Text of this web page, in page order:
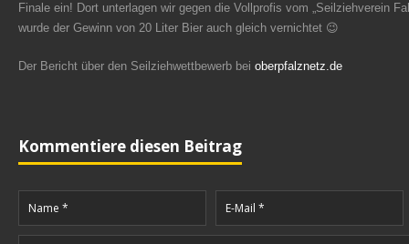
Finale ein! Dort unterlagen wir gegen die Vollprofis vom „Seilziehverein
wurde der Gewinn von 20 Liter Bier auch gleich vernichtet 😉
Der Bericht über den Seilziehwettbewerb bei oberpfalznetz.de
Kommentiere diesen Beitrag